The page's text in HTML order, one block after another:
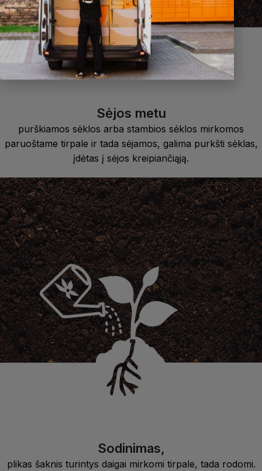
Sėjos metu
purškiamos sėklos arba stambios sėklos mirkomos
paruoštame tirpale ir tada sėjamos, galima purkšti sėklas,
įdėtas į sėjos kreipiančiąją.
Sodinimas,
plikas šaknis turintys daigai mirkomi tirpale, tada rodomi.